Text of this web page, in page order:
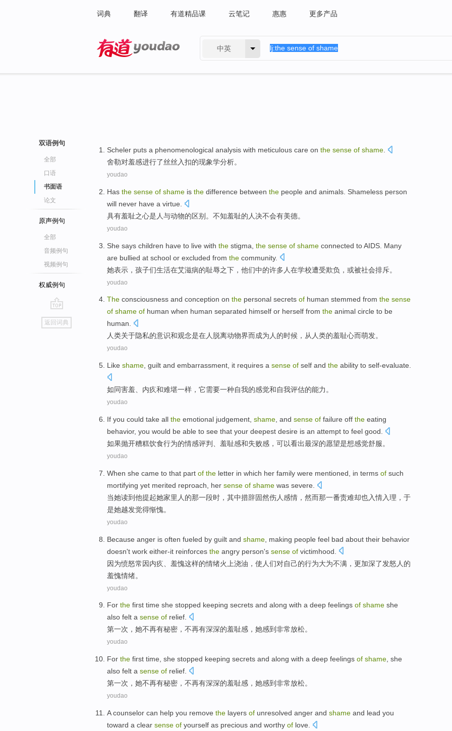
词典 翻译 有道精品课 云笔记 惠惠 更多产品
中英
双语例句
全部
口语
书面语
论文
原声例句
全部
音频例句
视频例句
权威例句
go
top
返回词典
Scheler puts a phenomenological analysis with meticulous care on the sense of shame
舍勒对羞感进行了丝丝入扣的现象学分析。
youdao
Has the sense of shame is the difference between the people and animals Shameless person
will never have a virtue
具有羞耻之心是 人与动物的区别 。不知羞耻的 人 决不会有美德。
youdao
She says children have to live with the stigma the sense of shame connected toAIDS Many
are bullied at school or excluded from the community.
她表示 ， 孩子们生活在艾滋病的耻辱之下 ，他们中的许多 人在学校遭受欺负， 或被社会排斥。
youdao
The consciousness and conception on the personal secrets of human stemmed from the sense
of shame of human when human separated himself or herself from the animal circle to be
human.
人类关于隐私的意识和观念是在人脱离动物界而成为人的时候 ， 从人类的羞耻心而萌发。
youdao
Like shame guilt and embarrassment it requires a sense of self and the ability to self-evaluate.
如同害羞 内疚和难堪一样 ， 它需要一种自我的感觉和自我评估的能力 。
youdao
If you could take all the emotional judgement shame and sense of failure off the eating
behavior, you would be able to see that your deepest desire is an attempt to feel good.
如果抛开糟糕饮食行为的情感评判 羞耻感和失败感 ， 可以看出最深的愿望是想感觉舒服。
youdao
When she came to that part of the letter in which her family were mentioned , in terms of such
mortifying yet merited reproach , her sense of shame was severe
当她读到他提起她家里人 的那一段时， 其中措辞固然伤人 感情， 然而那一番责难却也入情入理，于
是她越发觉得惭愧。
youdao
Because anger is often fueled by guilt and shame making people feel bad about their behavior
doesn't work either-it reinforces the angry person's sense of victimhood.
因为愤怒常因内疚 羞愧这样的情绪火上浇油， 使 人们对自己的行为大为不满，更加深了发怒 人 的
羞愧情绪。
youdao
For the first time she stopped keeping secrets and along with a deep feelings of shame she
also felt a sense of relief.
第一次 ， 她不再有秘密 ，不再有深深的羞耻感 ，她感到非常放松。
youdao
For the first time she stopped keeping secrets and along with a deep feelings of shame , she
also felt a sense of relief
第一次 ， 她不再有秘密 ，不再有深深的羞耻感 ，她感到非常放松。
youdao
A counselor can help you remove the layers of unresolved anger and shame and lead you
toward a clear sense of yourself as precious and worthy of love